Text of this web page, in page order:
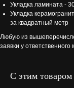
Укладка ламината -
Укладка
за квадратный метр
Любую из
заявки у ответственного
С этим